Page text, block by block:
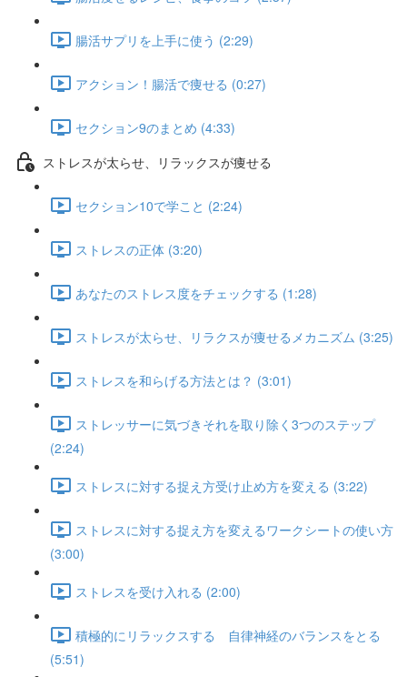
腸活サプリを上手に使う (2:29)
アクション！腸活で痩せる (0:27)
セクション9のまとめ (4:33)
ストレスが太らせ、リラックスが痩せる
セクション10で学こと (2:24)
ストレスの正体 (3:20)
あなたのストレス度をチェックする (1:28)
ストレスが太らせ、リラクスが痩せるメカニズム (3:25)
ストレスを和らげる方法とは？ (3:01)
ストレッサーに気づきそれを取り除く3つのステップ
(2:24)
ストレスに対する捉え方受け止め方を変える (3:22)
ストレスに対する捉え方を変えるワークシートの使い方
(3:00)
ストレスを受け入れる (2:00)
積極的にリラックスする 自律神経のバランスをとる
(5:51)